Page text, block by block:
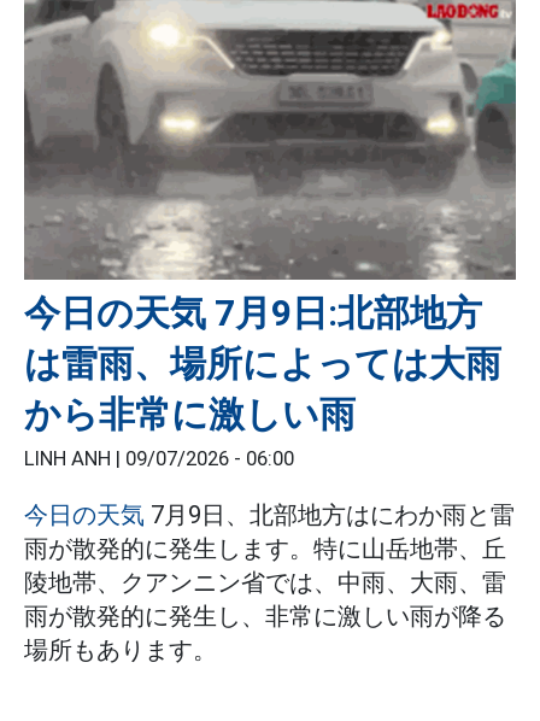
今日の天気 7月9日:北部地方
は雷雨、場所によっては大雨
から非常に激しい雨
LINH ANH | 09/07/2026 - 06:00
今日の天気 7月9日、北部地方はにわか雨と雷
雨が散発的に発生します。特に山岳地帯、丘
陵地帯、クアンニン省では、中雨、大雨、雷
雨が散発的に発生し、非常に激しい雨が降る
場所もあります。